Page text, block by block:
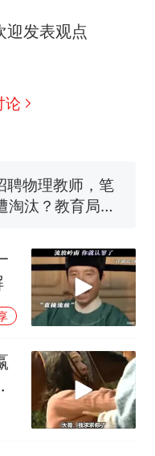
迎发表观点
论
放菜刀的女孩，
搬上楼！女子傻
淘汰？教育局：
成立调查组全面
的考试，成绩全
深色蛋糕”上热
塌了！
头放菜刀的女孩，
我回家”改写了